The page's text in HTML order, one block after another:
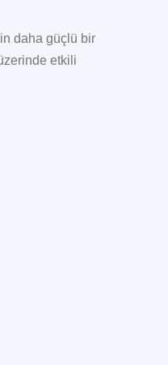
daha güçlü bir
etkili